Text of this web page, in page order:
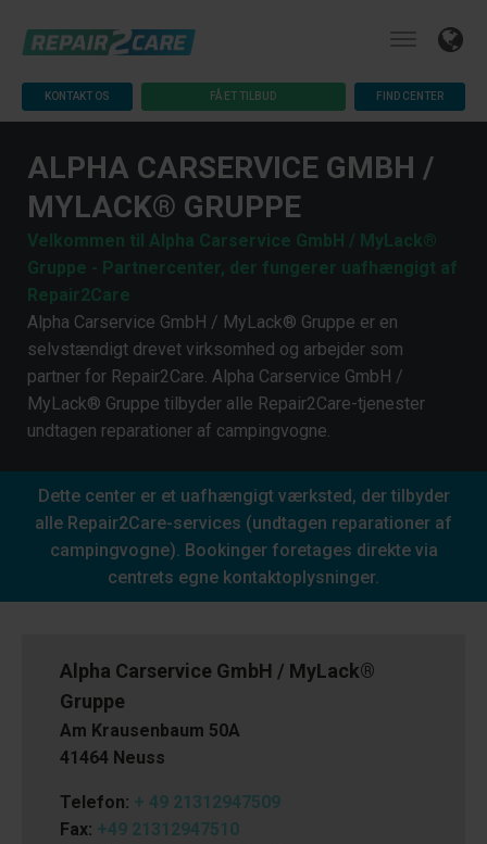
KONTAKT OS FÅ ET TILBUD FIND CENTER
ALPHA CARSERVICE GMBH /
MYLACK® GRUPPE
Velkommen til Alpha Carservice GmbH / MyLack®
Gruppe - Partnercenter, der fungerer uafhængigt af
Repair2Care
Alpha Carservice GmbH / MyLack® Gruppe er en
selvstændigt drevet virksomhed og arbejder som
partner for Repair2Care. Alpha Carservice GmbH /
MyLack® Gruppe tilbyder alle Repair2Care-tjenester
undtagen reparationer af campingvogne.
Dette center er et uafhængigt værksted, der tilbyder
alle Repair2Care-services (undtagen reparationer af
campingvogne). Bookinger foretages direkte via
centrets egne kontaktoplysninger.
Alpha Carservice GmbH / MyLack®
Gruppe
Am Krausenbaum 50A
41464 Neuss
Telefon: + 49 21312947509
Fax: +49 21312947510